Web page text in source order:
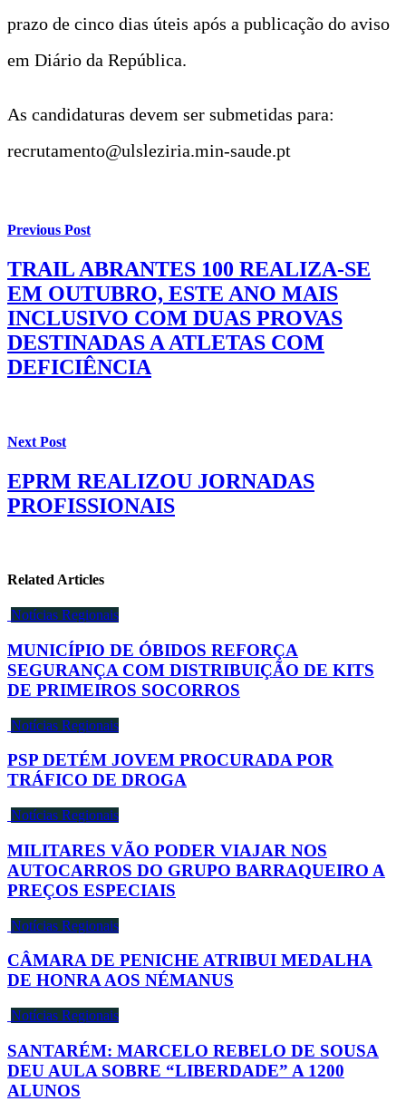
prazo de cinco dias úteis após a publicação do aviso
em Diário da República.
As candidaturas devem ser submetidas para:
recrutamento@ulsleziria.min-saude.pt
Previous Post
TRAIL ABRANTES 100 REALIZA-SE
EM OUTUBRO, ESTE ANO MAIS
INCLUSIVO COM DUAS PROVAS
DESTINADAS A ATLETAS COM
DEFICIÊNCIA
Next Post
EPRM REALIZOU JORNADAS
PROFISSIONAIS
Related Articles
Notícias Regionais
MUNICÍPIO DE ÓBIDOS REFORÇA
SEGURANÇA COM DISTRIBUIÇÃO DE KITS
DE PRIMEIROS SOCORROS
Notícias Regionais
PSP DETÉM JOVEM PROCURADA POR
TRÁFICO DE DROGA
Notícias Regionais
MILITARES VÃO PODER VIAJAR NOS
AUTOCARROS DO GRUPO BARRAQUEIRO A
PREÇOS ESPECIAIS
Notícias Regionais
CÂMARA DE PENICHE ATRIBUI MEDALHA
DE HONRA AOS NÉMANUS
Notícias Regionais
SANTARÉM: MARCELO REBELO DE SOUSA
DEU AULA SOBRE “LIBERDADE” A 1200
ALUNOS